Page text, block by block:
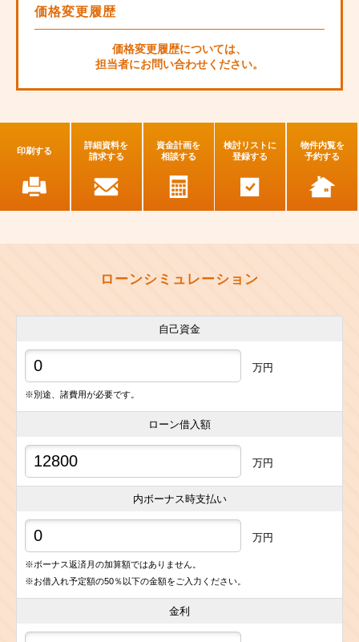
価格変更履歴
価格変更履歴については、
担当者にお問い合わせください。
印刷する
詳細資料を
請求する
資金計画を
相談する
検討リストに
登録する
物件内覧を
予約する
ローンシミュレーション
自己資金
万円
※別途、諸費用が必要です。
ローン借入額
万円
内ボーナス時支払い
万円
※ボーナス返済月の加算額ではありません。
※お借入れ予定額の50％以下の金額をご入力ください。
金利